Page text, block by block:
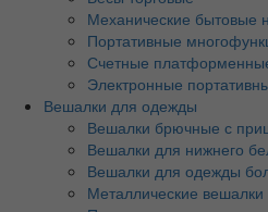
Механические бытовые
Портативные
Счетные
Электронные
Вешалки для одежды
Вешалки брючные с
Вешалки для нижнего
Вешалки для одежды
Металлические вешалки